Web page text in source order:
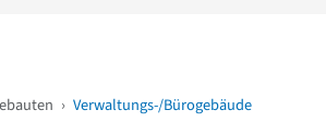
› Verwaltungs-/Bürogebäude